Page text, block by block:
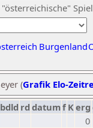
Burgenland
(Grafik Elo-
bdld rd datumf Kerg
0